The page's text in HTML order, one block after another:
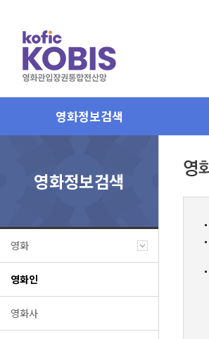
영화정보검색
영화정보검색
영화
영화인
영화사